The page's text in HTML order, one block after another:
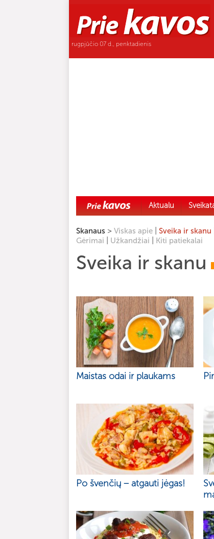
rugpjūčio 07 d., penktadienis
Aktualu
Skanaus > Viskas apie Sveika ir skanu
Gėrimai Užkandžiai Kiti patiekalai
Sveika ir skanu
Maistas odai ir plaukams
Po švenčių – atgauti jėgas!